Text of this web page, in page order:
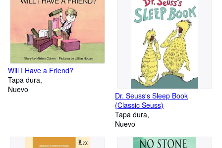
Will I Have a Friend?
Tapa dura
Nuevo
Dr. Seuss's Sleep Book
(Classic Seuss)
Tapa dura
Nuevo